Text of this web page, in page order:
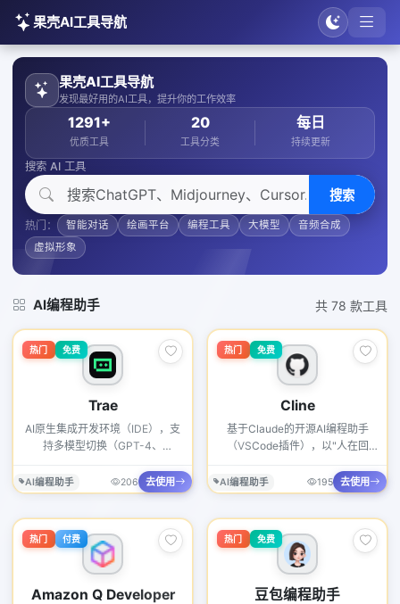
果壳AI工具导航
果壳AI工具导航
发现最好用的AI工具，提升你的工作效率
1291+
优质工具
20
工具分类
每日
持续更新
搜索 AI 工具
搜索
热门： 智能对话 绘画平台 编程工具 大模型
音频合成
虚拟形象
AI编程助手 共 78 款工具
热门 免费
Trae
AI原生集成开发环境（IDE），支
持多模型切换（GPT-4、
智能代码补全、多文件上下文理解
和Agent自主编程能力。2026年
言描述自动生成完整项目。内置终
端、版本控制和实时预览功能。
AI编程助手 206 去使用
热门 免费
Cline
基于Claude的开源AI编程助手
（VSCode插件），以"人在回
用户确认，确保AI不会失控修改代
码。支持终端命令执行、文件操作
Stars超过8万，是开源AI编程工具
中最活跃的项目之一。
AI编程助手 195 去使用
热门 付费
Amazon Q Developer
热门 免费
豆包编程助手